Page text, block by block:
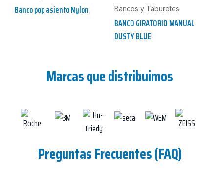
Banco pop asiento Nylon Bancos y Taburetes
BANCO GIRATORIO MANUAL
DUSTY BLUE
Marcas que distribuimos
Preguntas Frecuentes (FAQ)